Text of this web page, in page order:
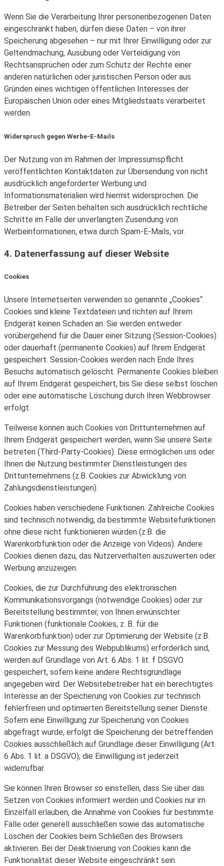
Wenn Sie die Verarbeitung Ihrer personenbezogenen Daten
eingeschränkt haben, dürfen diese Daten – von ihrer
Speicherung abgesehen – nur mit Ihrer Einwilligung oder zur
Geltendmachung, Ausübung oder Verteidigung von
Rechtsansprüchen oder zum Schutz der Rechte einer
anderen natürlichen oder juristischen Person oder aus
Gründen eines wichtigen öffentlichen Interesses der
Europäischen Union oder eines Mitgliedstaats verarbeitet
werden.
Widerspruch gegen Werbe-E-Mails
Der Nutzung von im Rahmen der Impressumspflicht
veröffentlichten Kontaktdaten zur Übersendung von nicht
ausdrücklich angeforderter Werbung und
Informationsmaterialien wird hiermit widersprochen. Die
Betreiber der Seiten behalten sich ausdrücklich rechtliche
Schritte im Falle der unverlangten Zusendung von
Werbeinformationen, etwa durch Spam-E-Mails, vor.
4. Datenerfassung auf dieser Website
Cookies
Unsere Internetseiten verwenden so genannte „Cookies“.
Cookies sind kleine Textdateien und richten auf Ihrem
Endgerät keinen Schaden an. Sie werden entweder
vorübergehend für die Dauer einer Sitzung (Session-Cookies)
oder dauerhaft (permanente Cookies) auf Ihrem Endgerät
gespeichert. Session-Cookies werden nach Ende Ihres
Besuchs automatisch gelöscht. Permanente Cookies bleiben
auf Ihrem Endgerät gespeichert, bis Sie diese selbst löschen
oder eine automatische Löschung durch Ihren Webbrowser
erfolgt.
Teilweise können auch Cookies von Drittunternehmen auf
Ihrem Endgerät gespeichert werden, wenn Sie unsere Seite
betreten (Third-Party-Cookies). Diese ermöglichen uns oder
Ihnen die Nutzung bestimmter Dienstleistungen des
Drittunternehmens (z.B. Cookies zur Abwicklung von
Zahlungsdienstleistungen).
Cookies haben verschiedene Funktionen. Zahlreiche Cookies
sind technisch notwendig, da bestimmte Websitefunktionen
ohne diese nicht funktionieren würden (z.B. die
Warenkorbfunktion oder die Anzeige von Videos). Andere
Cookies dienen dazu, das Nutzerverhalten auszuwerten oder
Werbung anzuzeigen.
Cookies, die zur Durchführung des elektronischen
Kommunikationsvorgangs (notwendige Cookies) oder zur
Bereitstellung bestimmter, von Ihnen erwünschter
Funktionen (funktionale Cookies, z. B. für die
Warenkorbfunktion) oder zur Optimierung der Website (z.B.
Cookies zur Messung des Webpublikums) erforderlich sind,
werden auf Grundlage von Art. 6 Abs. 1 lit. f DSGVO
gespeichert, sofern keine andere Rechtsgrundlage
angegeben wird. Der Websitebetreiber hat ein berechtigtes
Interesse an der Speicherung von Cookies zur technisch
fehlerfreien und optimierten Bereitstellung seiner Dienste.
Sofern eine Einwilligung zur Speicherung von Cookies
abgefragt wurde, erfolgt die Speicherung der betreffenden
Cookies ausschließlich auf Grundlage dieser Einwilligung (Art.
6 Abs. 1 lit. a DSGVO); die Einwilligung ist jederzeit
widerrufbar.
Sie können Ihren Browser so einstellen, dass Sie über das
Setzen von Cookies informiert werden und Cookies nur im
Einzelfall erlauben, die Annahme von Cookies für bestimmte
Fälle oder generell ausschließen sowie das automatische
Löschen der Cookies beim Schließen des Browsers
aktivieren. Bei der Deaktivierung von Cookies kann die
Funktionalität dieser Website eingeschränkt sein.